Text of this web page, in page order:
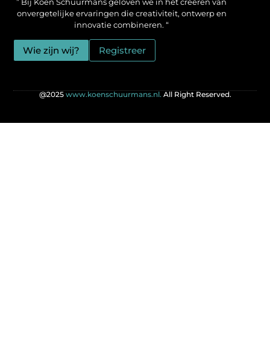
onvergetelijke ervaringen die creativiteit, ontwerp en
innovatie combineren. “
Wie zijn wij? Registreer
@2025 www.koenschuurmans.nl. All Right Reserved.